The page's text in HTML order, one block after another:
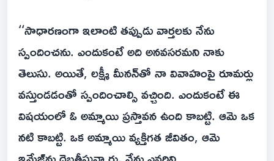
‘‘సాధారణంగా ఇలాంటి తప్పుడు వార్తలకు నేను
స్పందించను. ఎందుకంటే అది అనవసరమని నాకు
తెలుసు. అయితే, లక్ష్మీ మీనన్‌తో నా వివాహంపై రూమర్లు
వస్తుండడంతో స్పందించాల్సి వచ్చింది. ఎందుకంటే ఈ
విషయంలో ఓ అమ్మాయి ప్రస్తావన ఉంది కాబట్టి. ఆమె ఒక
నటి కాబట్టి. ఒక అమ్మాయి వ్యక్తిగత జీవితం, ఆమె